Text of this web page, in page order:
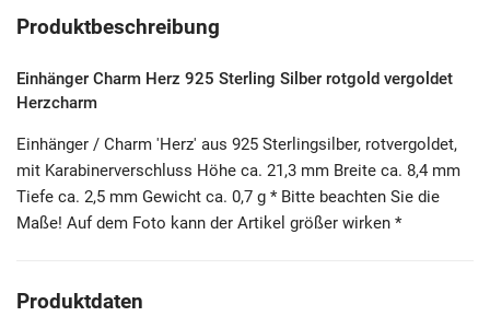
Produktbeschreibung
Einhänger Charm Herz 925 Sterling Silber rotgold vergoldet
Herzcharm
Einhänger / Charm 'Herz' aus 925 Sterlingsilber, rotvergoldet,
mit Karabinerverschluss Höhe ca. 21,3 mm Breite ca. 8,4 mm
Tiefe ca. 2,5 mm Gewicht ca. 0,7 g * Bitte beachten Sie die
Maße! Auf dem Foto kann der Artikel größer wirken *
Produktdaten